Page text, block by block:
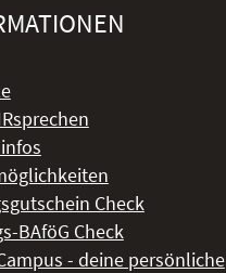
Check
BAföG Check
- deine persönliche